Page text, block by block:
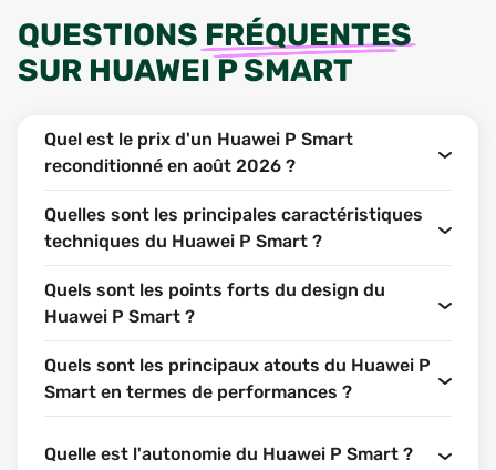
QUESTIONS FRÉQUENTES
SUR HUAWEI P SMART
Quel est le prix d'un Huawei P Smart
reconditionné en août 2026 ?
Quelles sont les principales caractéristiques
techniques du Huawei P Smart ?
Quels sont les points forts du design du
Huawei P Smart ?
Quels sont les principaux atouts du Huawei P
Smart en termes de performances ?
Quelle est l'autonomie du Huawei P Smart ?